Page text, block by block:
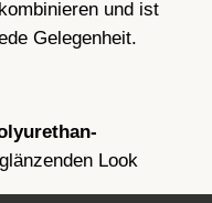
und ist
Gelegenheit.
Look